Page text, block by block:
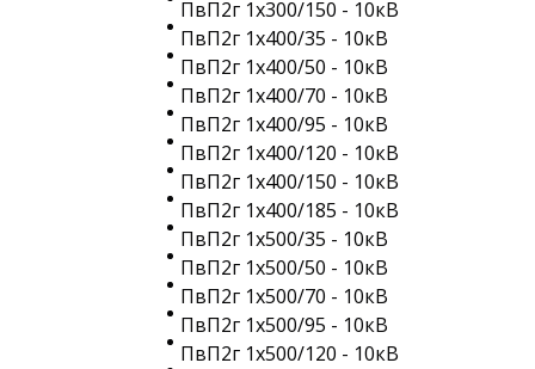
ПвП2г 1х300/150 - 10кВ
ПвП2г 1х400/35 - 10кВ
ПвП2г 1х400/50 - 10кВ
ПвП2г 1х400/70 - 10кВ
ПвП2г 1х400/95 - 10кВ
ПвП2г 1х400/120 - 10кВ
ПвП2г 1х400/150 - 10кВ
ПвП2г 1х400/185 - 10кВ
ПвП2г 1х500/35 - 10кВ
ПвП2г 1х500/50 - 10кВ
ПвП2г 1х500/70 - 10кВ
ПвП2г 1х500/95 - 10кВ
ПвП2г 1х500/120 - 10кВ